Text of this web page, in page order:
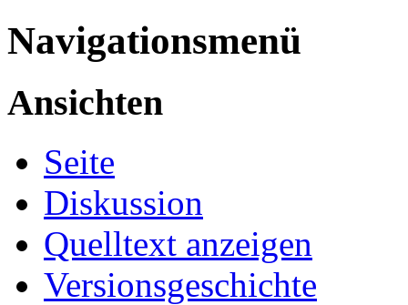
Navigationsmenü
Ansichten
Seite
Diskussion
Quelltext anzeigen
Versionsgeschichte